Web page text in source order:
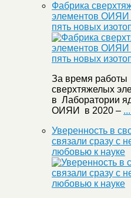
Фабрика
элементов ОИЯИ
пять новых
За время работы
сверхтяжелых
в Лаборатории
ОИЯИ в 2020 –
Уверенность в
связали сразу с
любовью к науке